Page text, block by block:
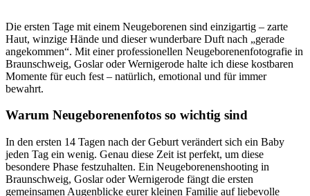
Die ersten Tage mit einem Neugeborenen sind einzigartig – zarte
Haut, winzige Hände und dieser wunderbare Duft nach „gerade
angekommen“. Mit einer professionellen Neugeborenenfotografie in
Braunschweig, Goslar oder Wernigerode halte ich diese kostbaren
Momente für euch fest – natürlich, emotional und für immer
bewahrt.
Warum Neugeborenenfotos so wichtig sind
In den ersten 14 Tagen nach der Geburt verändert sich ein Baby
jeden Tag ein wenig. Genau diese Zeit ist perfekt, um diese
besondere Phase festzuhalten. Ein Neugeborenenshooting in
Braunschweig, Goslar oder Wernigerode fängt die ersten
gemeinsamen Augenblicke eurer kleinen Familie auf liebevolle